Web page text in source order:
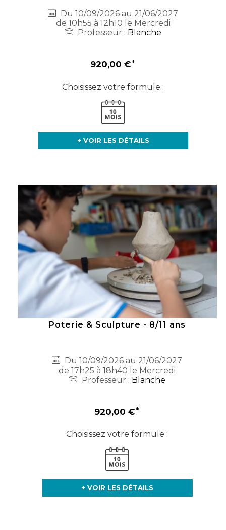
Du 10/09/2026 au 21/06/2027
de 10h55 à 12h10 le Mercredi
Professeur : Blanche
920,00 €
Choisissez votre formule :
+ VOIR LES DÉTAILS
Poterie & Sculpture - 8/11 ans
Du 10/09/2026 au 21/06/2027
de 17h25 à 18h40 le Mercredi
Professeur : Blanche
920,00 €
Choisissez votre formule :
+ VOIR LES DÉTAILS